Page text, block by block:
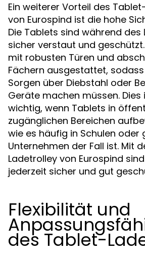
Ein weiterer Vorteil des
von Eurospind ist die hohe
Die Tablets sind während des
sicher verstaut und
mit robusten Türen und
Fächern ausgestattet, sodass
Sorgen über Diebstahl oder
Geräte machen müssen.
wichtig, wenn Tablets in
zugänglichen Bereichen
wie es häufig in Schulen oder
Unternehmen der Fall ist. Mit
Ladetrolley von Eurospind
jederzeit sicher und gut
Flexibilität und
des Tablet-